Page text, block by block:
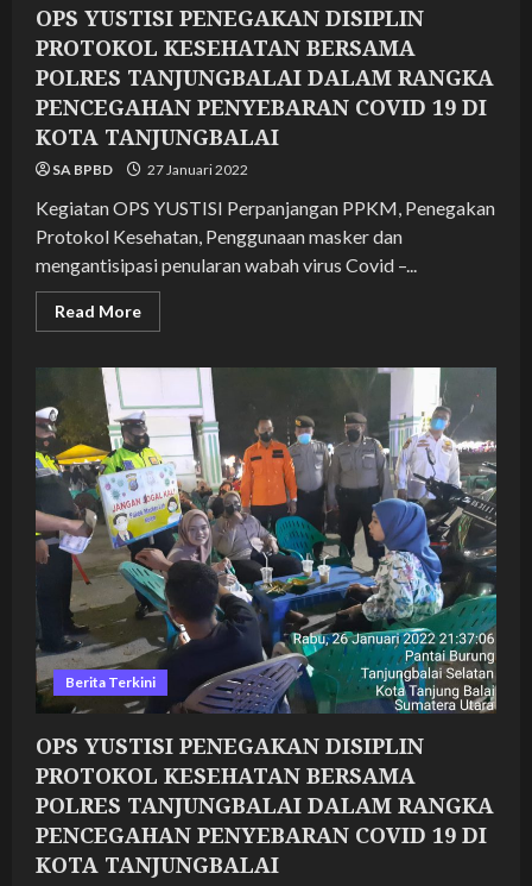
OPS YUSTISI PENEGAKAN DISIPLIN
PROTOKOL KESEHATAN BERSAMA
POLRES TANJUNGBALAI DALAM RANGKA
PENCEGAHAN PENYEBARAN COVID 19 DI
KOTA TANJUNGBALAI
SA BPBD 27 Januari 2022
Kegiatan OPS YUSTISI Perpanjangan PPKM, Penegakan
Protokol Kesehatan, Penggunaan masker dan
mengantisipasi penularan wabah virus Covid –...
Read MoreRead
more
YUSTISI
PENEGAKAN
DISIPLIN
PROTOKOL
KESEHATAN
BERSAMA
POLRES
TANJUNGBALAI
DALAM
RANGKA
PENCEGAHAN
PENYEBARAN
COVID
19
DI
KOTA
TANJUNGBALAI
Berita Terkini
OPS YUSTISI PENEGAKAN DISIPLIN
PROTOKOL KESEHATAN BERSAMA
POLRES TANJUNGBALAI DALAM RANGKA
PENCEGAHAN PENYEBARAN COVID 19 DI
KOTA TANJUNGBALAI